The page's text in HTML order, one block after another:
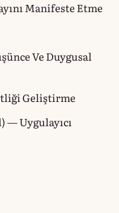
Manifeste Etme
Ve Duygusal
Geliştirme
— Uygulayıcı